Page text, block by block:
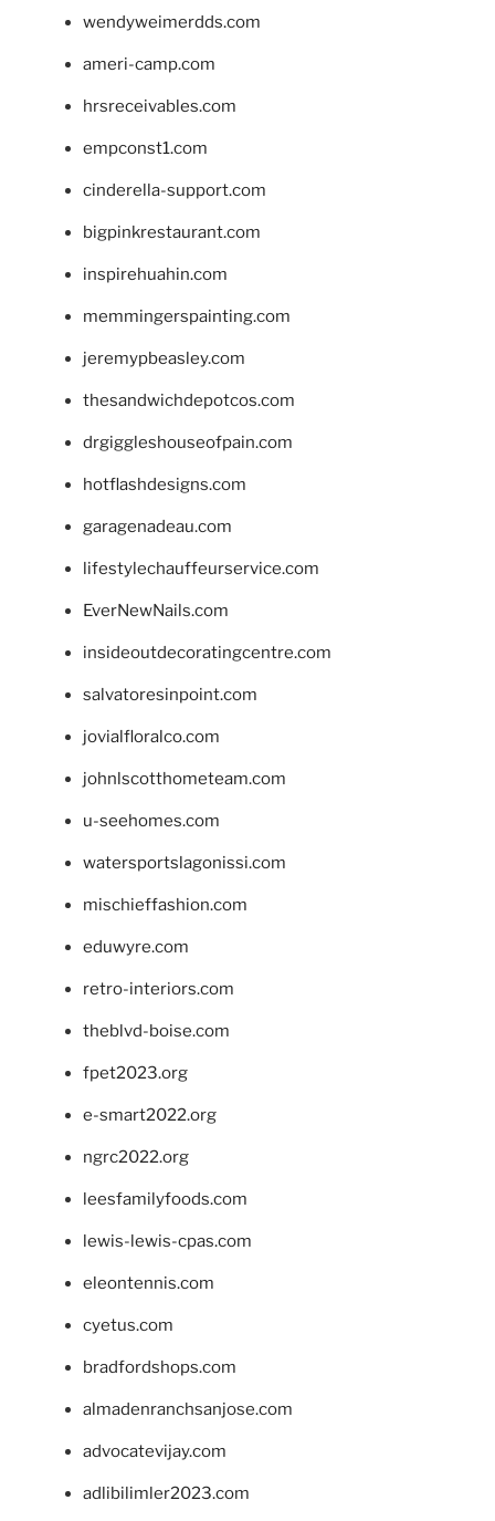
wendyweimerdds.com
ameri-camp.com
hrsreceivables.com
empconst1.com
cinderella-support.com
bigpinkrestaurant.com
inspirehuahin.com
memmingerspainting.com
jeremypbeasley.com
thesandwichdepotcos.com
drgiggleshouseofpain.com
hotflashdesigns.com
garagenadeau.com
lifestylechauffeurservice.com
EverNewNails.com
insideoutdecoratingcentre.com
salvatoresinpoint.com
jovialfloralco.com
johnlscotthometeam.com
u-seehomes.com
watersportslagonissi.com
mischieffashion.com
eduwyre.com
retro-interiors.com
theblvd-boise.com
fpet2023.org
e-smart2022.org
ngrc2022.org
leesfamilyfoods.com
lewis-lewis-cpas.com
eleontennis.com
cyetus.com
bradfordshops.com
almadenranchsanjose.com
advocatevijay.com
adlibilimler2023.com